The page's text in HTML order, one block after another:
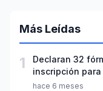
Más Leídas
1
Declaran 32
inscripción
hace 6 meses